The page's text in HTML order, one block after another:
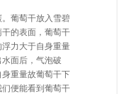
葡萄干放入雪碧
的表面，葡萄干
力大于自身重量
面后，气泡破
重量故葡萄干下
便能看到葡萄干